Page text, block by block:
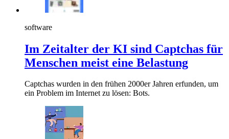
software
Im Zeitalter der KI sind Captchas für
Menschen meist eine Belastung
Captchas wurden in den frühen 2000er Jahren erfunden, um
ein Problem im Internet zu lösen: Bots.